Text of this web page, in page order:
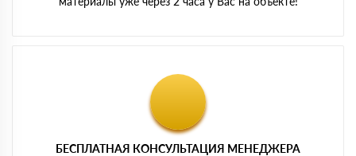
БЕСПЛАТНАЯ КОНСУЛЬТАЦИЯ МЕНЕДЖЕРА